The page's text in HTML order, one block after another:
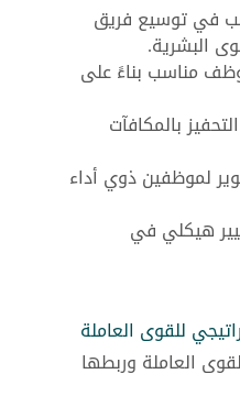
في توسيع فريق
البشرية.
مناسب بناءً على
بالمكافآت
لموظفين ذوي أداء
هيكلي في
للقوى العاملة
العاملة وربطها